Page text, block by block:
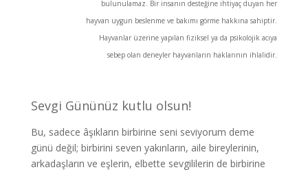
bulunulamaz. Bir insanın desteğine ihtiyaç duyan her
hayvan uygun beslenme ve bakımı görme hakkına sahiptir.
Hayvanlar üzerine yapılan fiziksel ya da psikolojik acıya
sebep olan deneyler hayvanların haklarının ihlalidir.
Sevgi Gününüz kutlu olsun!
Bu, sadece âşıkların birbirine seni seviyorum deme
günü değil; birbirini seven yakınların, aile bireylerinin,
arkadaşların ve eşlerin, elbette sevgililerin de birbirine